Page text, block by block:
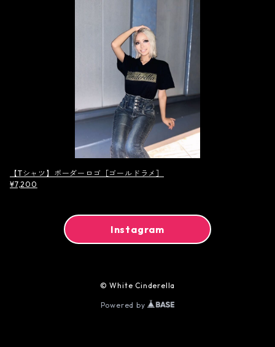
【Tシャツ】ボーダーロゴ［ゴールドラメ］
¥7,200
Instagram
© White Cinderella
Powered by